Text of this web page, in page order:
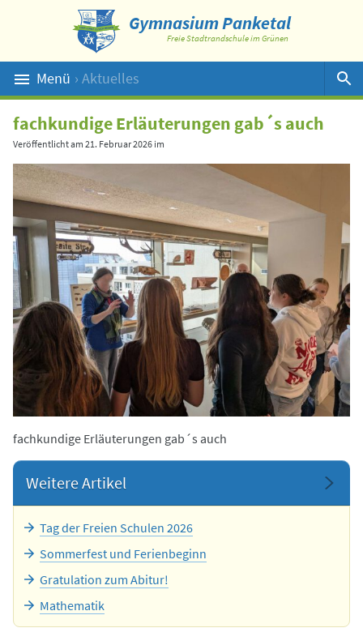
Gymnasium Panketal
Freie Stadtrandschule im Grünen
Menü › Aktuelles
Suche
fachkundige Erläuterungen gab´s auch
Veröffentlicht am 21. Februar 2026 im
fachkundige Erläuterungen gab´s auch
Weitere Artikel
Tag der Freien Schulen 2026
Sommerfest und Ferienbeginn
Gratulation zum Abitur!
Mathematik